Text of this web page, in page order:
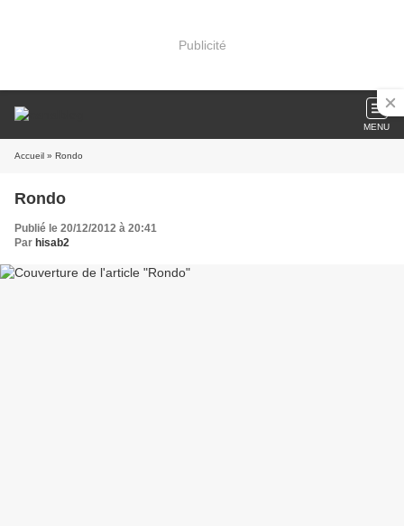
Publicité
MENU
Accueil » Rondo
Rondo
Publié le 20/12/2012 à 20:41
Par hisab2